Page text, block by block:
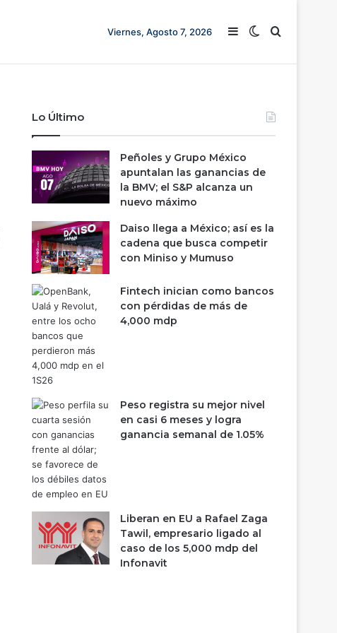
Viernes, Agosto 7, 2026 Barra lateral
Switch skin
Buscar
Lo Último
Peñoles y Grupo México
apuntalan las ganancias de
la BMV; el S&P alcanza un
nuevo máximo
Daiso llega a México; así es la
cadena que busca competir
con Miniso y Mumuso
Fintech inician como bancos
con pérdidas de más de
4,000 mdp
Peso registra su mejor nivel
en casi 6 meses y logra
ganancia semanal de 1.05%
Liberan en EU a Rafael Zaga
Tawil, empresario ligado al
caso de los 5,000 mdp del
Infonavit